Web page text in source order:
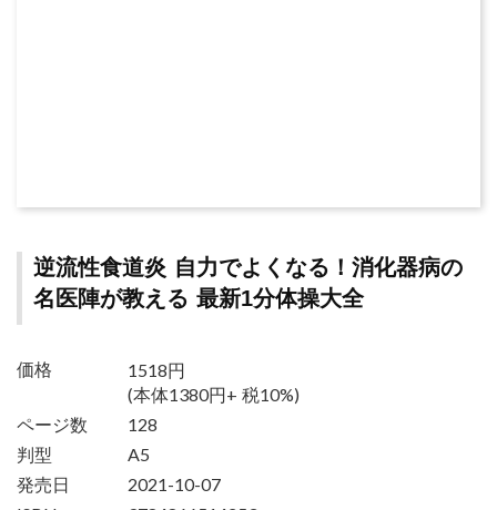
逆流性食道炎 自力でよくなる！消化器病の
名医陣が教える 最新1分体操大全
価格
1518円
(本体1380円+ 税10%)
ページ数
128
判型
A5
発売日
2021-10-07